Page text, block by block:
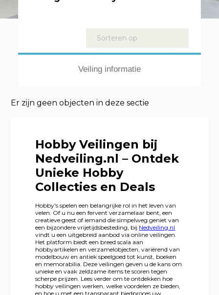
Kavels
Veiling informatie
Sorteren op
Er zijn geen objecten in deze sectie
Hobby Veilingen bij
Nedveiling.nl – Ontdek
Unieke Hobby
Collecties en Deals
Hobby's spelen een belangrijke rol in het leven van
velen. Of u nu een fervent verzamelaar bent, een
creatieve geest of iemand die simpelweg geniet van
een bijzondere vrijetijdsbesteding, bij Nedveiling.nl
vindt u een uitgebreid aanbod via online veilingen.
Het platform biedt een breed scala aan
hobbyartikelen en verzamelobjecten, variërend van
modelbouw en antiek speelgoed tot kunst, boeken
en memorabilia. Deze veilingen geven u de kans om
unieke en vaak zeldzame items te scoren tegen
scherpe prijzen. Lees verder om te ontdekken hoe
hobby veilingen werken, welke voordelen ze bieden,
en hoe u met een transparant biedproces uw